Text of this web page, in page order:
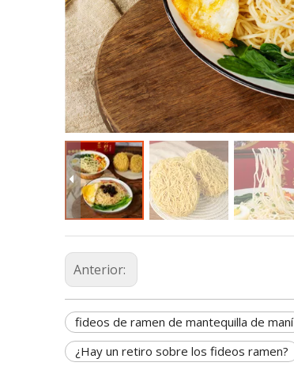
Anterior:
fideos de ramen de mantequilla de maní
¿Hay un retiro sobre los fideos ramen?